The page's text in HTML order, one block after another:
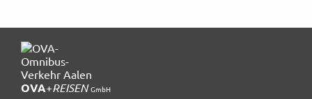
OVA+REISEN GmbH